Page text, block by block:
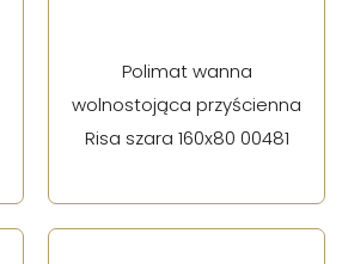
Polimat wanna
wolnostojąca przyścienna
Risa szara 160x80 00481